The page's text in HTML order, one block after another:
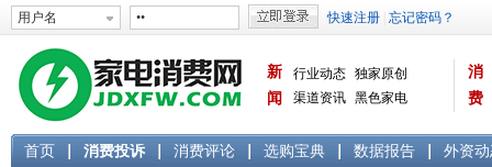
新
闻
行业动态 独家原创
渠道资讯 黑色家电
消
费
首页 消费投诉 消费评论 选购宝典 数据报告 外资